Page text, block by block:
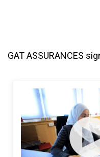
GAT ASSURANCES